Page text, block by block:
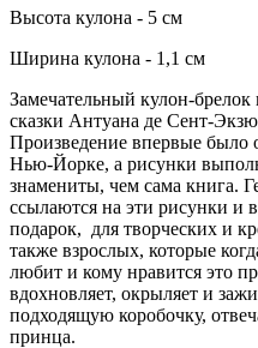
Высота кулона - 5 см
Ширина кулона - 1,1 см
Замечательный кулон-брелок
сказки Антуана де Сент-
Произведение впервые было
Нью-Йорке, а рисунки
знамениты, чем сама книга.
ссылаются на эти рисунки и
подарок, для творческих и
также взрослых, которые
любит и кому нравится это
вдохновляет, окрыляет и
подходящую коробочку,
принца.